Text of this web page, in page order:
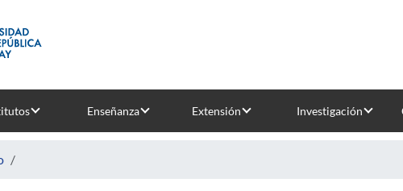
Enseñanza Extensión Investigación